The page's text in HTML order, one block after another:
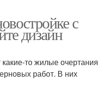
с
дизайн
то жилые очертания
работ. В них